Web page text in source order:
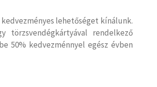
lehetőséget kínálunk.
rendelkező
50% kedvezménnyel egész évben